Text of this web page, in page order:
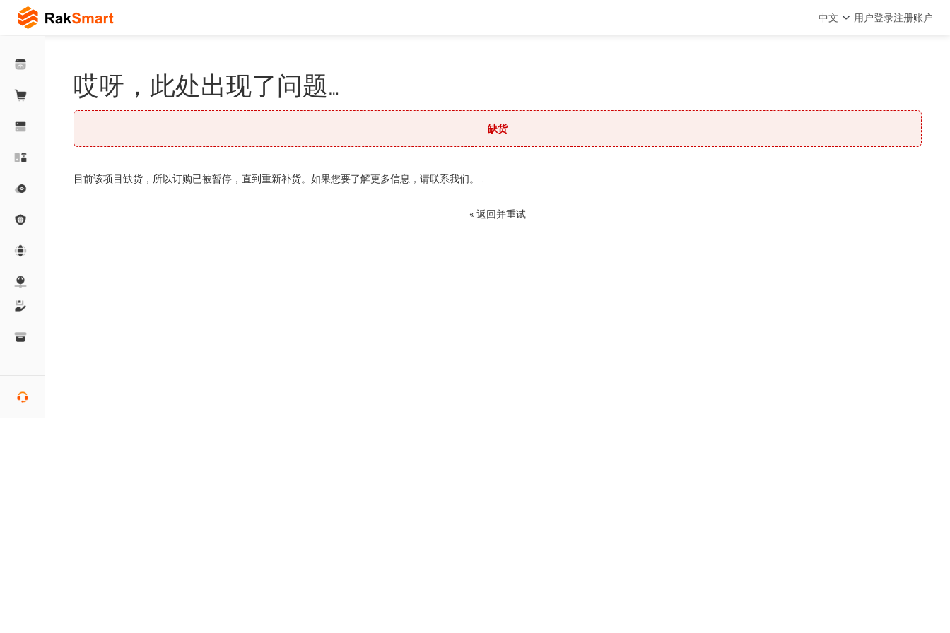
中文 用户登录注册账户
哎呀，此处出现了问题…
缺货
目前该项目缺货，所以订购已被暂停，直到重新补货。如果您要了解更多信息，请联系我们。 .
« 返回并重试